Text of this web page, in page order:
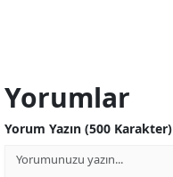
Yorumlar
Yorum Yazın (500 Karakter)